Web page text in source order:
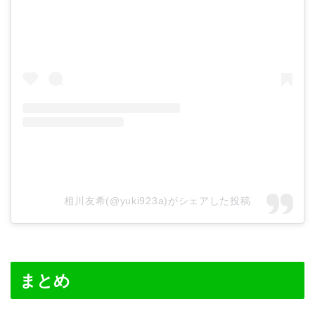
相川友希(@yuki923a)がシェアした投稿
まとめ